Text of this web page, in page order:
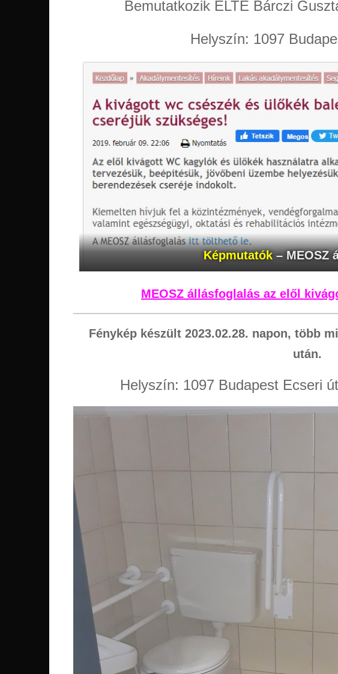
Bemutatkozik ELTE Bárczi
Helyszín: 1097
Képmutatók– MEOSZ
MEOSZ állásfoglalás az elől
Fénykép készült 2023.02.28. napon, több
után.
Helyszín: 1097 Budapest Ecseri